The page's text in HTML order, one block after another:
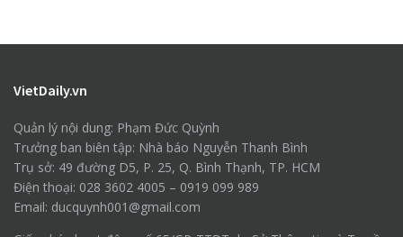
VietDaily.vn
Quản lý nội dung: Phạm Đức Quỳnh
Trưởng ban biên tập: Nhà báo Nguyễn Thanh Bình
Trụ sở: 49 đường D5, P. 25, Q. Bình Thạnh, TP. HCM
Điện thoại: 028 3602 4005 – 0919 099 989
Email: ducquynh001@gmail.com